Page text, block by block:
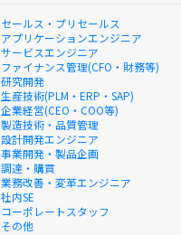
セールス・プリセールス
アプリケーションエンジニア
サービスエンジニア
ファイナンス管理(CFO・財務等)
研究開発
生産技術(PLM・ERP・SAP)
企業経営(CEO・COO等)
製造技術・品質管理
設計開発エンジニア
事業開発・製品企画
調達・購買
業務改善・変革エンジニア
社内SE
コーポレートスタッフ
その他